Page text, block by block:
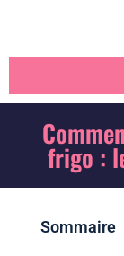
frigo :
Sommaire